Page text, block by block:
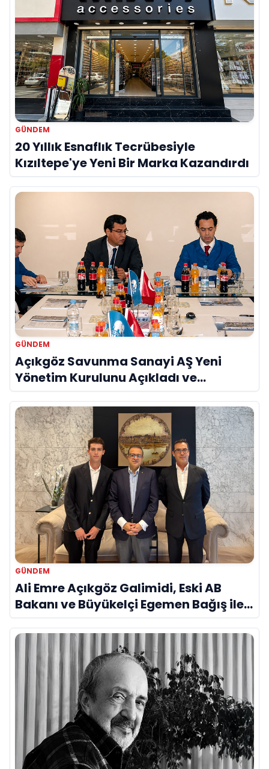
GÜNDEM
20 Yıllık Esnaflık Tecrübesiyle
Kızıltepe'ye Yeni Bir Marka Kazandırdı
GÜNDEM
Açıkgöz Savunma Sanayi AŞ Yeni
Yönetim Kurulunu Açıkladı ve
Savunma Sanayinde Küresel Vizyon
Vurgusu
GÜNDEM
Ali Emre Açıkgöz Galimidi, Eski AB
Bakanı ve Büyükelçi Egemen Bağış ile
Bir Araya Geldi